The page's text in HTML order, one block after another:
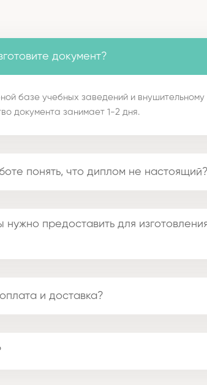
документ?
базе учебных заведений и внушительному
документа занимает 1-2 дня.
понять, что диплом не настоящий?
нужно предоставить для
и доставка?